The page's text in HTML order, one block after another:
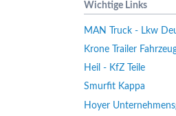
Wichtige Links
MAN Truck - Lkw
Krone Trailer
Heil - KfZ Teile
Smurfit Kappa
Hoyer